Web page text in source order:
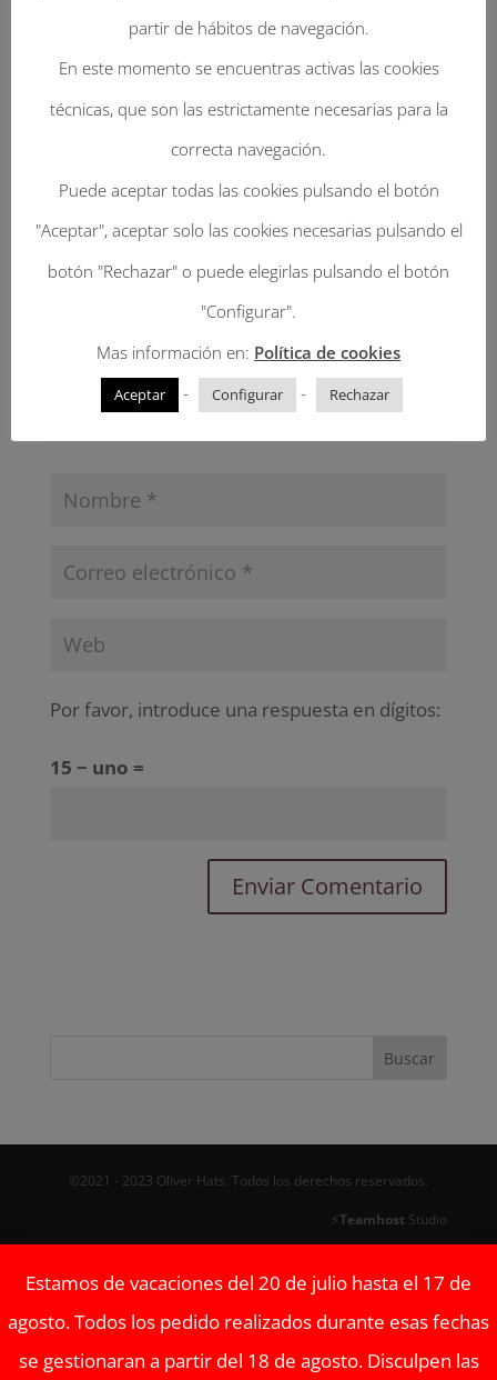
Estamos de vacaciones del 20 de julio hasta el 17 de
agosto. Todos los pedido realizados durante esas fechas
se gestionaran a partir del 18 de agosto. Disculpen las
Tu dirección de correo electrónico no será
publicada.
Los campos obligatorios están
Por favor, introduce una respuesta en dígitos:
15 − uno =
©2021 - 2023 Oliver Hats. Todos los derechos reservados.
⚡Teamhost Studio
partir de hábitos de navegación.
En este momento se encuentras activas las cookies
técnicas, que son las estrictamente necesarias para la
correcta navegación.
Puede aceptar todas las cookies pulsando el botón
"Aceptar", aceptar solo las cookies necesarias pulsando el
botón "Rechazar" o puede elegirlas pulsando el botón
"Configurar".
Mas información en: Política de cookies
Aceptar - Configurar - Rechazar